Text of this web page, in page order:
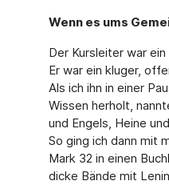
Wenn es ums
Der Kursleiter war
Er war ein kluger,
Als ich ihn in einer
Wissen herholt,
und Engels, Heine
So ging ich dann mit
Mark 32 in einen
dicke Bände mit